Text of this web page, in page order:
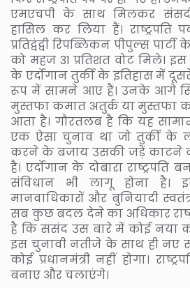
एमएचपी के साथ मिलकर
हासिल कर लिया हैं।
प्रतिद्वंद्वी रिपब्लिकन पीपुल्स
को महज 31 प्रतिशत वोट मिले।
के एर्दोगान तुर्की के इतिहास में
रूप में सामने आए हैं। उनके आगे
मुस्तफा कमात अतुर्क या मुस्तफा
आता है। गौरतलब है कि यह
एक ऐसा चुनाव था जो तुर्की के
करने के बजाय उसकी जड़ें काटने
है। एर्दोगान के दोबारा
संविधान भी लागू होना है।
मानवाधिकारों और बुनियादी
सब कुछ बदल देने का अधिकार
है कि ससंद उस बारे में कोई नया
इस चुनावी नतीजे के साथ ही नए
कोई प्रधानमंत्री नहीं होगा।
बनाए और चलाएंगे।